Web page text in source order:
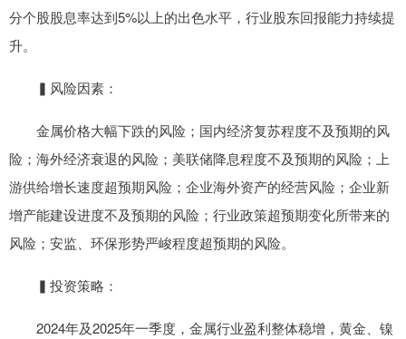
分个股股息率达到5%以上的出色水平，行业股东回报能力持续提
升。
▍风险因素：
金属价格大幅下跌的风险；国内经济复苏程度不及预期的风
险；海外经济衰退的风险；美联储降息程度不及预期的风险；上
游供给增长速度超预期风险；企业海外资产的经营风险；企业新
增产能建设进度不及预期的风险；行业政策超预期变化所带来的
风险；安监、环保形势严峻程度超预期的风险。
▍投资策略：
2024年及2025年一季度，金属行业盈利整体稳增，黄金、镍